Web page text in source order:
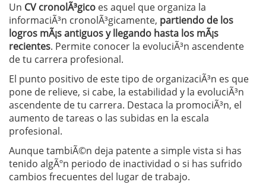
Un CV cronolÃ³gico es aquel que organiza la
informaciÃ³n cronolÃ³gicamente, partiendo de los
logros mÃ¡s antiguos y llegando hasta los mÃ¡s
recientes. Permite conocer la evoluciÃ³n ascendente
de tu carrera profesional.
El punto positivo de este tipo de organizaciÃ³n es que
pone de relieve, si cabe, la estabilidad y la evoluciÃ³n
ascendente de tu carrera. Destaca la promociÃ³n, el
aumento de tareas o las subidas en la escala
profesional.
Aunque tambiÃ©n deja patente a simple vista si has
tenido algÃºn periodo de inactividad o si has sufrido
cambios frecuentes del lugar de trabajo.